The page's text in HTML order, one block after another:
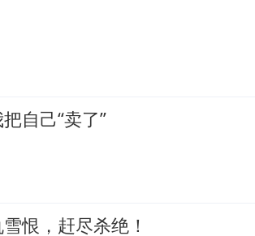
自己“卖了”
恨，赶尽杀绝！